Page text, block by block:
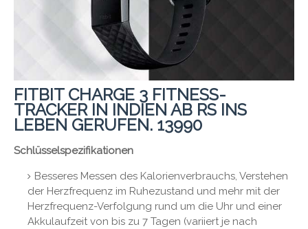
FITBIT CHARGE 3 FITNESS-
TRACKER IN INDIEN AB RS INS
LEBEN GERUFEN. 13990
Schlüsselspezifikationen
Besseres Messen des Kalorienverbrauchs, Verstehen
der Herzfrequenz im Ruhezustand und mehr mit der
Herzfrequenz-Verfolgung rund um die Uhr und einer
Akkulaufzeit von bis zu 7 Tagen (variiert je nach